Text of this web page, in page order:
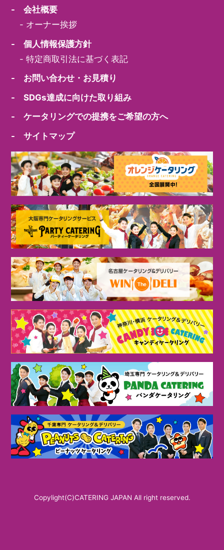
- 会社概要
- オーナー挨拶
- 個人情報保護方針
-特定商取引法に基づく表記
- お問い合わせ・お見積り
- SDGs達成に向けた取り組み
- ケータリングでの提携をご希望の方へ
- サイトマップ
Copylight(C)CATERING JAPAN All right reserved.